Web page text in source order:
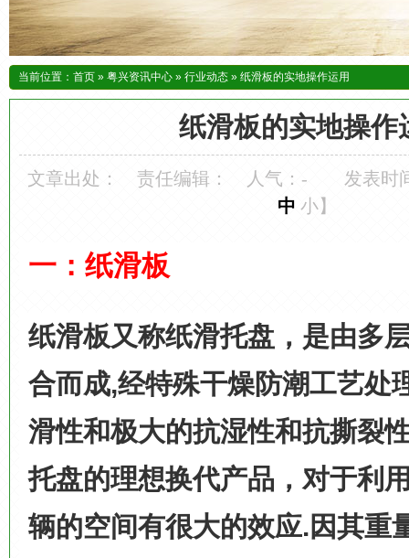
当前位置： 首页 » 粤兴资讯中心 » 行业动态 » 纸滑板的实地操作运用
纸滑板的实地操作
文章出处： 责任编辑： 人气： -
发表时
中 小】
一：纸滑板
纸滑板又称纸滑托盘，是由多
合而成,经特殊干燥防潮工艺处
滑性和极大的抗湿性和抗撕裂
托盘的理想换代产品，对于利
辆的空间有很大的效应. 因其重